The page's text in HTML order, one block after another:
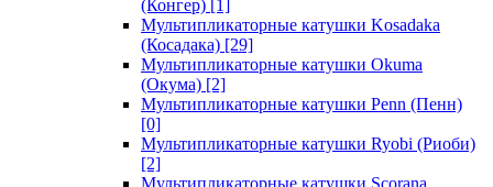
(Конгер) [1]
Мультипликаторные катушки Kosadaka
(Косадака) [29]
Мультипликаторные катушки Okuma
(Окума) [2]
Мультипликаторные катушки Penn (Пенн)
[0]
Мультипликаторные катушки Ryobi (Риоби)
[2]